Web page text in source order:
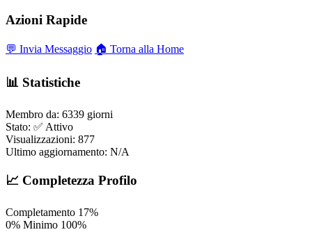
Azioni Rapide
💬 Invia Messaggio 🏠 Torna alla Home
📊 Statistiche
Membro da: 6339 giorni
Stato: ✅ Attivo
Visualizzazioni: 877
Ultimo aggiornamento: N/A
📈 Completezza Profilo
Completamento 17%
0% Minimo 100%